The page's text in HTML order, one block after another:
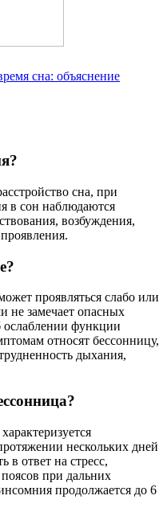
сна: объяснение
сна, при
в сон наблюдаются
возбуждения,
проявляться слабо или
не замечает опасных
функции
относят бессонницу,
дыхания,
нескольких дней
в ответ на стресс,
при дальних
продолжается до 6